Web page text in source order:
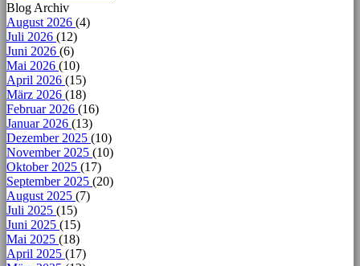
Blog Archiv
August 2026 (4)
Juli 2026 (12)
Juni 2026 (6)
Mai 2026 (10)
April 2026 (15)
März 2026 (18)
Februar 2026 (16)
Januar 2026 (13)
Dezember 2025 (10)
November 2025 (10)
Oktober 2025 (17)
September 2025 (20)
August 2025 (7)
Juli 2025 (15)
Juni 2025 (15)
Mai 2025 (18)
April 2025 (17)